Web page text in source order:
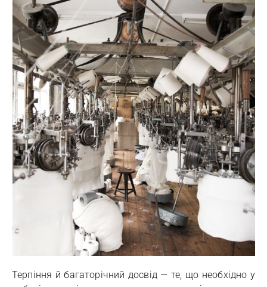
Терпіння й багаторічний досвід — те, що необхідно у